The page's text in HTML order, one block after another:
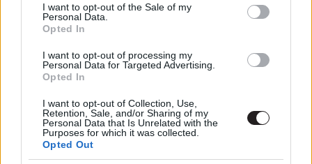
consent section.
I want to opt-out of the Sale of my
Personal Data.
Opted In
I want to opt-out of processing my
Personal Data for Targeted Advertising.
Opted In
I want to opt-out of Collection, Use,
Retention, Sale, and/or Sharing of my
Personal Data that Is Unrelated with the
Purposes for which it was collected.
Opted Out
Hír
Fist Fight - előzetesen Ice Cube és
Straight Outta Compton trailer -
Ice Cube és Dr. Dre csapatának